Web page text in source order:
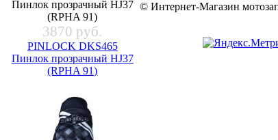
3870 руб.
PINLOCK DKS465
Пинлок прозрачный HJ37
(RPHA 91)
© Интернет-Магазин